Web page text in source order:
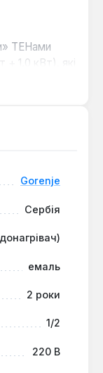
ТЕНами
+ 1.0 кВт), які
їх
98
запобігає
Gorenje
Сербія
емаль
2 роки
1/2
220 В